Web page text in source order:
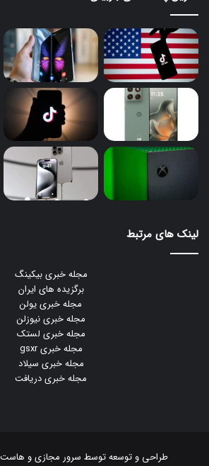
لینک های مرتبط
مجله خبری بیکینگ
برگزیده های ایران
مجله خبری یولن
مجله خبری نیوزلن
مجله خبری لستک
مجله خبری gsxr
مجله خبری سیلاد
مجله خبری دریافت
طراحی و توسعه توسط سرور مجازیو